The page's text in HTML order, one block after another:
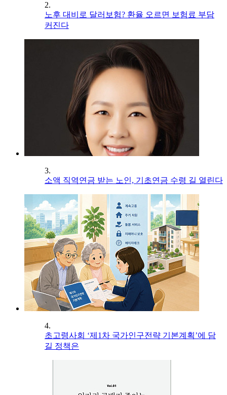
2.
노후 대비로 달러보험? 환율 오르면 보험료 부담
커진다
3.
소액 직역연금 받는 노인, 기초연금 수령 길 열린다
4.
초고령사회 ‘제1차 국가인구전략 기본계획’에 담
길 정책은